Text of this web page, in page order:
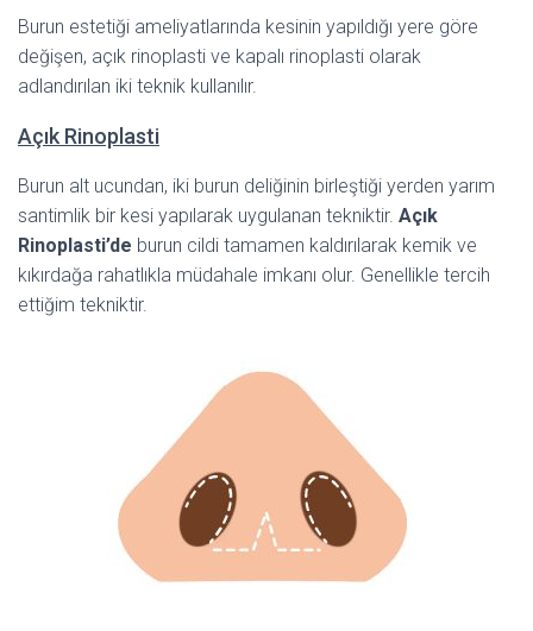
Burun estetiği ameliyatlarında kesinin yapıldığı yere göre
değişen, açık rinoplasti ve kapalı rinoplasti olarak
adlandırılan iki teknik kullanılır.
Açık Rinoplasti
Burun alt ucundan, iki burun deliğinin birleştiği yerden yarım
santimlik bir kesi yapılarak uygulanan tekniktir. Açık
Rinoplasti’de burun cildi tamamen kaldırılarak kemik ve
kıkırdağa rahatlıkla müdahale imkanı olur. Genellikle tercih
ettiğim tekniktir.